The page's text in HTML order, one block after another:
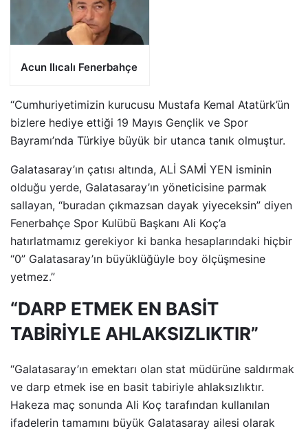
Acun Ilıcalı Fenerbahçe
“Cumhuriyetimizin kurucusu Mustafa Kemal Atatürk’ün
bizlere hediye ettiği 19 Mayıs Gençlik ve Spor
Bayramı’nda Türkiye büyük bir utanca tanık olmuştur.
Galatasaray’ın çatısı altında, ALİ SAMİ YEN isminin
olduğu yerde, Galatasaray’ın yöneticisine parmak
sallayan, “buradan çıkmazsan dayak yiyeceksin” diyen
Fenerbahçe Spor Kulübü Başkanı Ali Koç’a
hatırlatmamız gerekiyor ki banka hesaplarındaki hiçbir
“0” Galatasaray’ın büyüklüğüyle boy ölçüşmesine
yetmez.”
“DARP ETMEK EN BASİT
TABİRİYLE AHLAKSIZLIKTIR”
“Galatasaray’ın emektarı olan stat müdürüne saldırmak
ve darp etmek ise en basit tabiriyle ahlaksızlıktır.
Hakeza maç sonunda Ali Koç tarafından kullanılan
ifadelerin tamamını büyük Galatasaray ailesi olarak